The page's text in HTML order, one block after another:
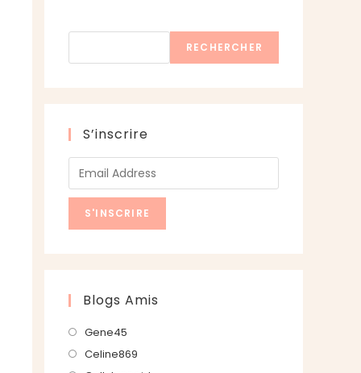
RECHERCHER
S’inscrire
Blogs Amis
Gene45
dans
Celine869